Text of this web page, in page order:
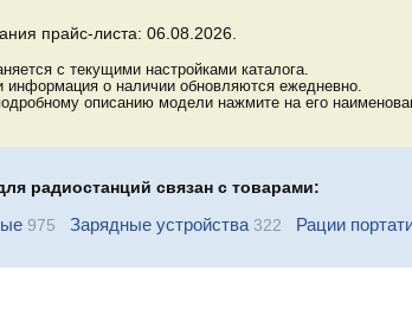
прайс-листа: 06.08.2026.
с текущими настройками каталога.
информация о наличии обновляются ежедневно.
описанию модели нажмите на его
радиостанций связан с товарами:
975 Зарядные устройства322 Рации